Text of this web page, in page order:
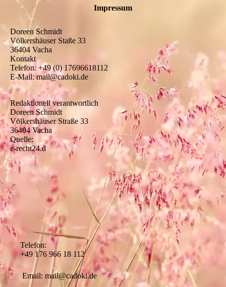
Impressum
Doreen Schmidt
Völkershäuser Staße 33
36404 Vacha
Kontakt
Telefon: +49 (0) 17696618112
E-Mail: mail@cadoki.de
Redaktionell verantwortlich
Doreen Schmidt
Völkershäuser Straße 33
36404 Vacha
Quelle:
e-recht24.d
Telefon:
+49 176 966 18 112
Email: mail@cadoki.de